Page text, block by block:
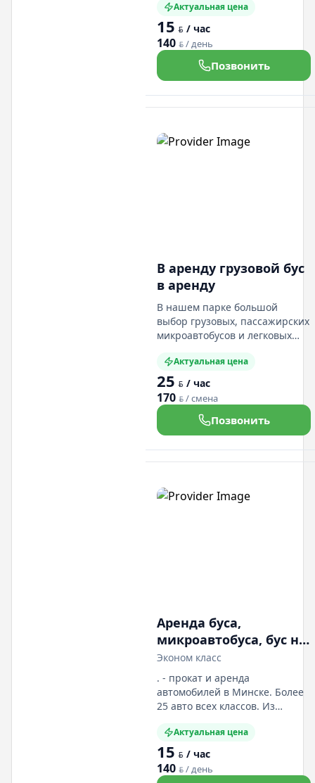
вод. удостоверение. Наличный
и безналичный расчёт.
Предлагаем заказать
дополнительно: детские
кресла и навигаторы. Заказать
автомобили можно: Эконом
класс от лей в сутки, Средний
класс
Актуальная цена
15 BYN / час
140 BYN / день
Позвонить
В аренду грузовой бус
в аренду
В нашем парке большой
выбор грузовых, пассажирских
микроавтобусов и легковых
грузовой или пассажирский
микроавтобус (разных
размеров и вместимостью)
если вам нужен легковой авто,
у нас есть легковые авто
которые подойдут именно вам.
Все авто у нас подходят под
категорию "В". У
Актуальная цена
25 BYN / час
170 BYN / смена
Позвонить
Аренда буса,
микроавтобуса, бус на
сутки
Эконом класс
. - прокат и аренда
автомобилей в Минске. Более
25 авто всех классов. Из
вод. удостоверение. Наличный
и безналичный расчёт. Авто
застрахованы по «КАСКО».
Предлагаем заказать
Актуальная цена
15 BYN / час
140 BYN / день